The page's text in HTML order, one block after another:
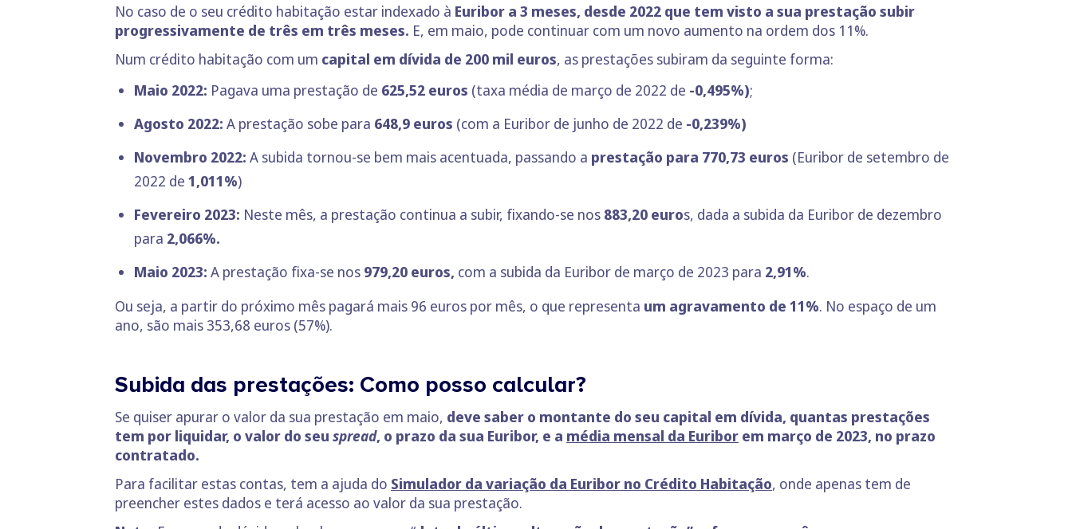
No caso de o seu crédito habitação estar indexado à Euribor a 3 meses, desde 2022 que tem visto a sua prestação subir
progressivamente de três em três meses. E, em maio, pode continuar com um novo aumento na ordem dos 11%.
Num crédito habitação com um capital em dívida de 200 mil euros, as prestações subiram da seguinte forma:
Maio 2022: Pagava uma prestação de 625,52 euros (taxa média de março de 2022 de -0,495%);
Agosto 2022: A prestação sobe para 648,9 euros (com a Euribor de junho de 2022 de -0,239%)
Novembro 2022: A subida tornou-se bem mais acentuada, passando a prestação para 770,73 euros (Euribor de setembro de
2022 de 1,011%)
Fevereiro 2023: Neste mês, a prestação continua a subir, fixando-se nos 883,20 euros, dada a subida da Euribor de dezembro
para 2,066%.
Maio 2023: A prestação fixa-se nos 979,20 euros, com a subida da Euribor de março de 2023 para 2,91%.
Ou seja, a partir do próximo mês pagará mais 96 euros por mês, o que representa um agravamento de 11%. No espaço de um
ano, são mais 353,68 euros (57%).
Subida das prestações: Como posso calcular?
Se quiser apurar o valor da sua prestação em maio, deve saber o montante do seu capital em dívida, quantas prestações
tem por liquidar, o valor do seu spread, o prazo da sua Euribor, e a média mensal da Euribor em março de 2023, no prazo
contratado.
Para facilitar estas contas, tem a ajuda do Simulador da variação da Euribor no Crédito Habitação, onde apenas tem de
preencher estes dados e terá acesso ao valor da sua prestação.